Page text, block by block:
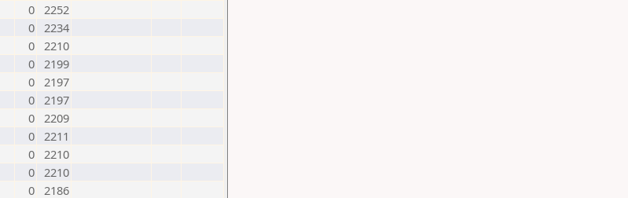
0 2252
0 2234
0 2210
0 2199
0 2197
0 2197
0 2209
0 2211
0 2210
0 2210
0 2186